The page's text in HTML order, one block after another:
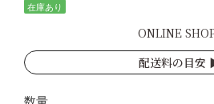
在庫あり
ONLINE
配送料の目安
数量